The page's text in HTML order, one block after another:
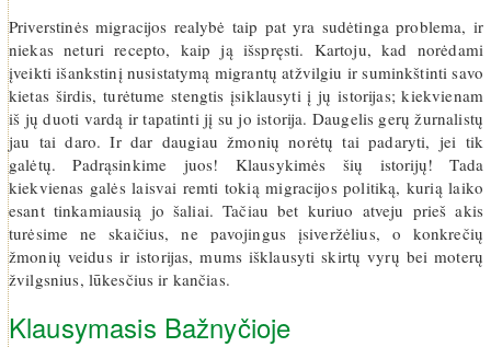
Priverstinės migracijos realybė taip pat yra sudėtinga problema, ir
niekas neturi recepto, kaip ją išspręsti. Kartoju, kad norėdami
įveikti išankstinį nusistatymą migrantų atžvilgiu ir suminkštinti savo
kietas širdis, turėtume stengtis įsiklausyti į jų istorijas; kiekvienam
iš jų duoti vardą ir tapatinti jį su jo istorija. Daugelis gerų žurnalistų
jau tai daro. Ir dar daugiau žmonių norėtų tai padaryti, jei tik
galėtų. Padrąsinkime juos! Klausykimės šių istorijų! Tada
kiekvienas galės laisvai remti tokią migracijos politiką, kurią laiko
esant tinkamiausią jo šaliai. Tačiau bet kuriuo atveju prieš akis
turėsime ne skaičius, ne pavojingus įsiveržėlius, o konkrečių
žmonių veidus ir istorijas, mums išklausyti skirtų vyrų bei moterų
žvilgsnius, lūkesčius ir kančias.
Klausymasis Bažnyčioje